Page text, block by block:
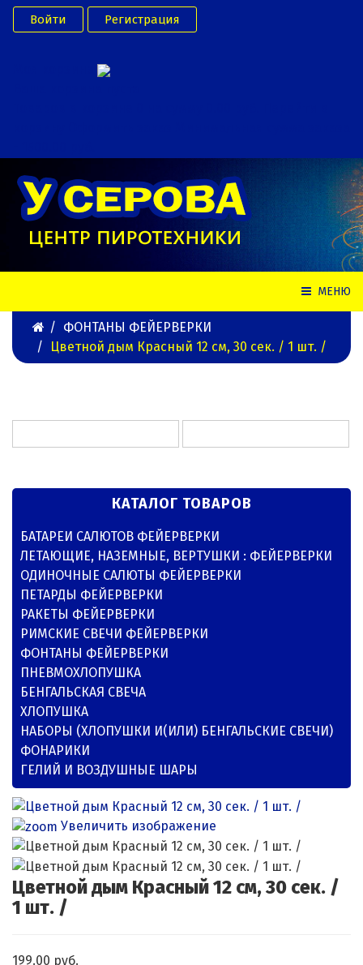
Войти Регистрация
МЕНЮ
ФОНТАНЫ ФЕЙЕРВЕРКИ
Цветной дым Красный 12 см, 30 сек. / 1 шт. /
КАТАЛОГ ТОВАРОВ
БАТАРЕИ САЛЮТОВ ФЕЙЕРВЕРКИ
ЛЕТАЮЩИЕ, НАЗЕМНЫЕ, ВЕРТУШКИ : ФЕЙЕРВЕРКИ
ОДИНОЧНЫЕ САЛЮТЫ ФЕЙЕРВЕРКИ
ПЕТАРДЫ ФЕЙЕРВЕРКИ
РАКЕТЫ ФЕЙЕРВЕРКИ
РИМСКИЕ СВЕЧИ ФЕЙЕРВЕРКИ
ФОНТАНЫ ФЕЙЕРВЕРКИ
ПНЕВМОХЛОПУШКА
БЕНГАЛЬСКАЯ СВЕЧА
ХЛОПУШКА
НАБОРЫ (ХЛОПУШКИ И(ИЛИ) БЕНГАЛЬСКИЕ СВЕЧИ)
ФОНАРИКИ
ГЕЛИЙ И ВОЗДУШНЫЕ ШАРЫ
Увеличить изображение
Цветной дым Красный 12 см, 30 сек. /
1 шт. /
199.00 руб.